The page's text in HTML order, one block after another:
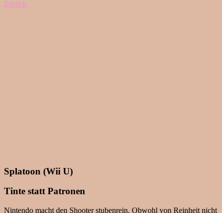
Zurück
Splatoon (Wii U)
Tinte statt Patronen
Nintendo macht den Shooter stubenrein. Obwohl von Reinheit nicht